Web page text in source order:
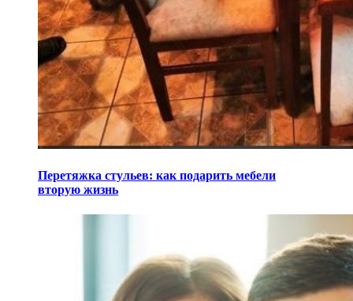
Перетяжка стульев: как подарить мебели
вторую жизнь